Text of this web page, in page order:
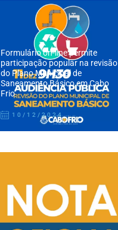
Formulário on-line permite
participação popular na revisão
do Plano Municipal de
Saneamento Básico em Cabo
Frio
10/12/2024